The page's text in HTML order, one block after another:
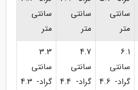
سانتی
متر
سانتی
متر
سانتی
متر
6.1
سانتی
گراد- 4.6
4.7
سانتی
گراد- 4.4
3.3
سانتی
گراد- 4.3